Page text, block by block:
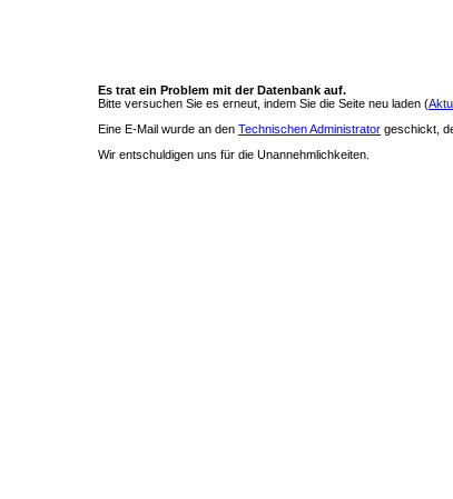
Es trat ein Problem mit der Datenbank auf.
Bitte versuchen Sie es erneut, indem Sie die Seite neu laden (
Eine E-Mail wurde an den Technischen Administrator geschickt,
Wir entschuldigen uns für die Unannehmlichkeiten.